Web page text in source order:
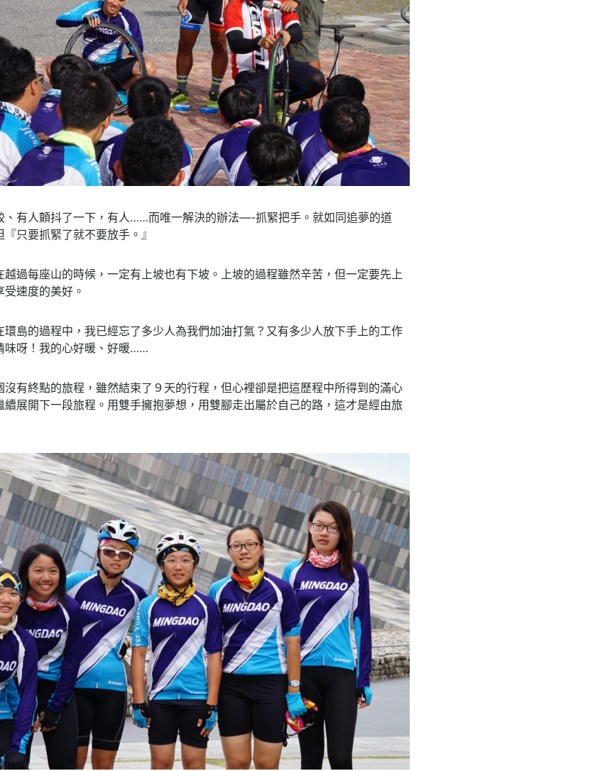
、有人顫抖了一下，有人……而唯一解決的辦法—-抓緊把手。就如同追夢的道
只要抓緊了就不要放手。』
越過每座山的時候，一定有上坡也有下坡。上坡的過程雖然辛苦，但一定要先上
速度的美好。
島的過程中，我已經忘了多少人為我們加油打氣？又有多少人放下手上的工作
味呀！我的心好暖、好暖……
有終點的旅程，雖然結束了９天的行程，但心裡卻是把這歷程中所得到的滿心
展開下一段旅程。用雙手擁抱夢想，用雙腳走出屬於自己的路，這才是經由旅